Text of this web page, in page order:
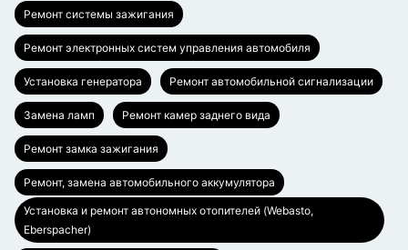
Ремонт системы зажигания
Ремонт электронных систем управления автомобиля
Установка генератора Ремонт автомобильной сигнализации
Замена ламп Ремонт камер заднего вида
Ремонт замка зажигания
Ремонт, замена автомобильного аккумулятора
Установка и ремонт автономных отопителей (Webasto,
Eberspacher)